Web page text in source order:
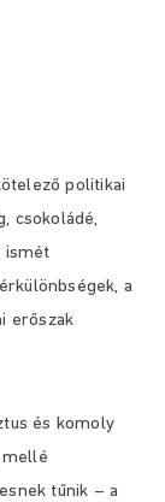
politikai
csokoládé,
ismét
a
erőszak
és komoly
mellé
tűnik – a